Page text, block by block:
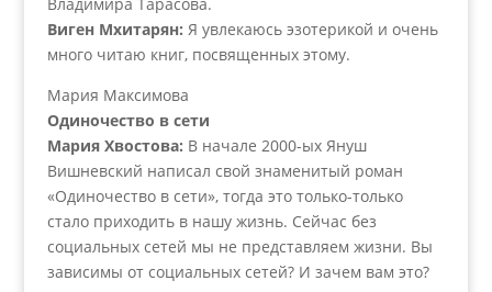
Виген Мхитарян: Я увлекаюсь эзотерикой и очень
много читаю книг, посвященных этому.
Мария Максимова
Одиночество в сети
Мария Хвостова: В начале 2000-ых Януш
Вишневский написал свой знаменитый роман
«Одиночество в сети», тогда это только-только
стало приходить в нашу жизнь. Сейчас без
социальных сетей мы не представляем жизни. Вы
зависимы от социальных сетей? И зачем вам это?